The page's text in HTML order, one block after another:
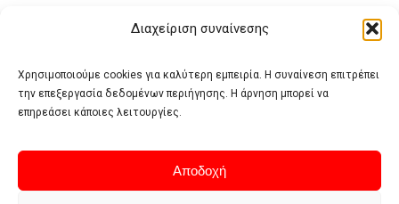
Διαχείριση συναίνεσης
Χρησιμοποιούμε cookies για καλύτερη εμπειρία. Η συναίνεση επιτρέπει
την επεξεργασία δεδομένων περιήγησης. Η άρνηση μπορεί να
επηρεάσει κάποιες λειτουργίες.
Αποδοχή
Πολυτέλεια δεν είναι το αντίθετο της ανέχειας, είναι το αντίθετο της